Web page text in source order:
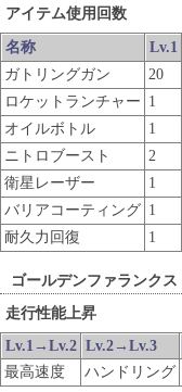
アイテム使用回数
名称 Lv.1
ガトリングガン
20
ロケットランチャー 1
オイルボトル
1
ニトロブースト
2
衛星レーザー
1
バリアコーティング 1
耐久力回復
1
ゴールデンファランクス
走行性能上昇
Lv.1→Lv.2 Lv.2→Lv.3
最高速度
ハンドリング